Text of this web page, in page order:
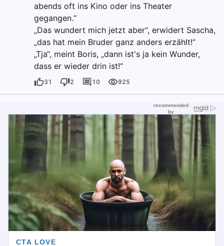
abends oft ins Kino oder ins Theater
gegangen.“
„Das wundert mich jetzt aber“, erwidert Sascha,
„das hat mein Bruder ganz anders erzählt!“
„Tja“, meint Boris, „dann ist's ja kein Wunder,
dass er wieder drin ist!“
31 2 10 925